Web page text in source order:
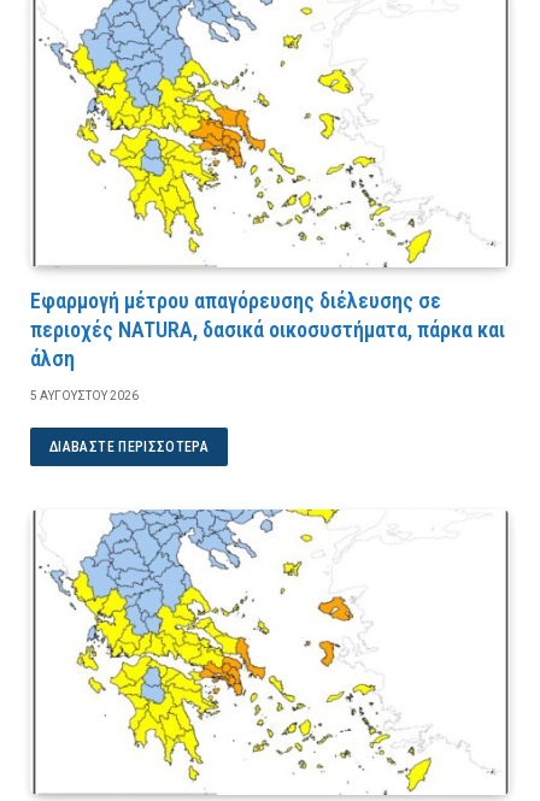
Εφαρμογή μέτρου απαγόρευσης διέλευσης σε
περιοχές NATURA, δασικά οικοσυστήματα, πάρκα και
άλση
5 ΑΥΓΟΎΣΤΟΥ 2026
ΔΙΑΒΆΣΤΕ ΠΕΡΙΣΣΌΤΕΡΑ